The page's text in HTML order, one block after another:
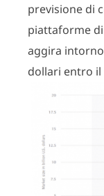
previsione di
piattaforme di
aggira
dollari entro il